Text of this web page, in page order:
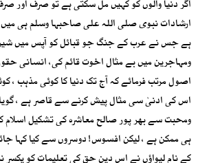
اگر دنیا والوں کو کہیں مل سکتی ہے تو صرف اور
ارشادات نبوی صلی اللہ علی صاحبہا وسلم ہی
ہے جس نے عرب کے جنگ جو قبائل کو آپس میں شیر
ومہاجرین میں بے مثال اخوت قائم کی، انسانی
اصول مرتب فرمائے کہ آج تک دنیا کا کوئی مذہب ،
اس کی ادنیٰ سی مثال پیش کرنے سے قاصر ہے ،
ومحبت سے بھر پور صالح معاشرہ کی تشکیل
ہی ممکن ہے ، لیکن افسوس! دوسروں سے کیا کہا